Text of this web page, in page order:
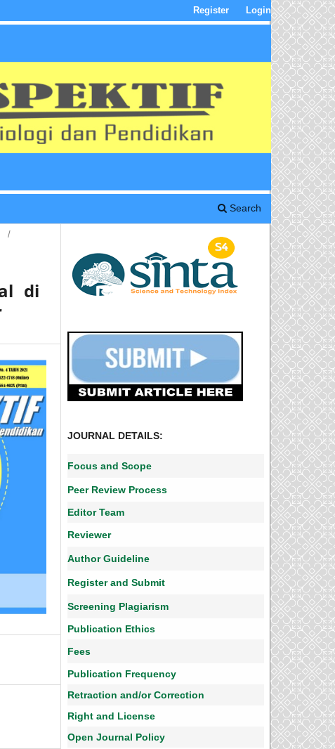
Search
Register Login
/
di
JOURNAL DETAILS:
Focus and Scope
Peer Review Process
Editor Team
Reviewer
Author Guideline
Register and Submit
Screening Plagiarism
Publication Ethics
Fees
Publication Frequency
Retraction and/or Correction
Right and License
Open Journal Policy